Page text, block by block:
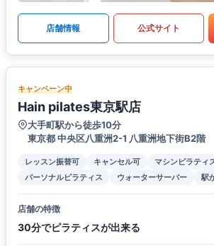
店舗情報 公式サイト
キャンペーン中
Hain pilates東京駅店
大手町駅から徒歩10分
東京都 中央区八重洲2-1 八重洲地下街B2階
レッスン振替可 キャンセル可
マシンピラティ
パーソナルピラティス
ウォーターサーバー 駅
店舗の特徴
30分でピラティスが出来る